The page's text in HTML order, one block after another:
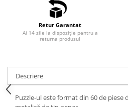
Retur Garantat
Ai 14 zile la dispoziție pentru a
returna produsul
Descriere
Puzzle-ul este format din 60 de